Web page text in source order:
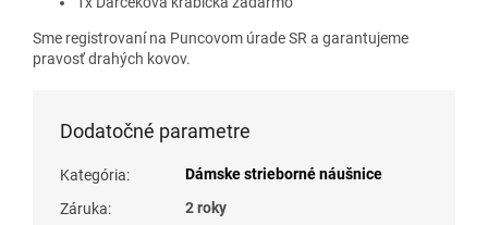
Sme registrovaní na Puncovom úrade SR a garantujeme
pravosť drahých kovov.
Dodatočné parametre
Kategória:
Dámske strieborné náušnice
Záruka:
2 roky